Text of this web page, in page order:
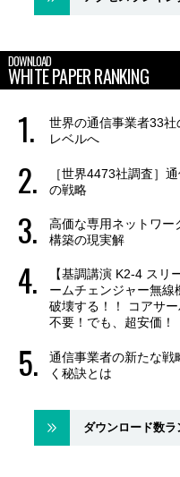
DOWNLOAD
WHITE PAPER RANKING
世界の通信事業者33
レベルへ
［世界4473社調査］
の戦略
高価な専用ネットワー
構築の現実解
【基調講演 K2-4 ス
ームチェンジャー無線
破壊する！！ コアサ
不要！でも、超安価
通信事業者の新たな
く秘訣とは
ダウンロード数